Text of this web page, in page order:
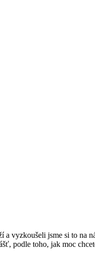
vyzkoušeli jsme si to
podle toho, jak moc